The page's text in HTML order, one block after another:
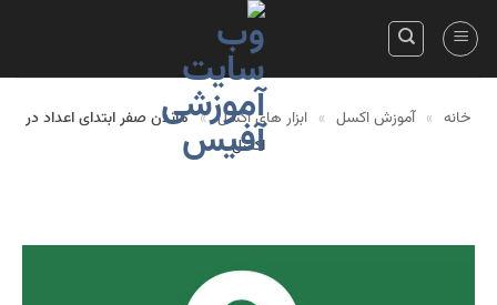
Skip
خانه » آموزش اکسل » ابزار های اکسل » ماندن صفر ابتدای اعداد در
اکسل